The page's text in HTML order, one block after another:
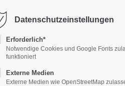
PRESSE WEIN &
Datenschutzeinstellungen
Erforderlich*
Notwendige Cookies und Google Fonts
funktioniert
Externe Medien
Externe Medien wie OpenStreetMap